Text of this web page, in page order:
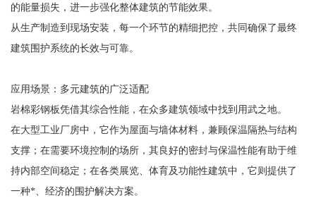
的能量损失，进一步强化整体建筑的节能效果。
从生产制造到现场安装，每一个环节的精细把控，共同确保了最终
建筑围护系统的长效与可靠。
应用场景：多元建筑的广泛适配
岩棉彩钢板凭借其综合性能，在众多建筑领域中找到用武之地。
在大型工业厂房中，它作为屋面与墙体材料，兼顾保温隔热与结构
支撑；在需要环境控制的场所，其良好的密封与保温性能有助于维
持内部空间稳定；在各类展览、体育及功能性建筑中，它则提供了
一种*、经济的围护解决方案。